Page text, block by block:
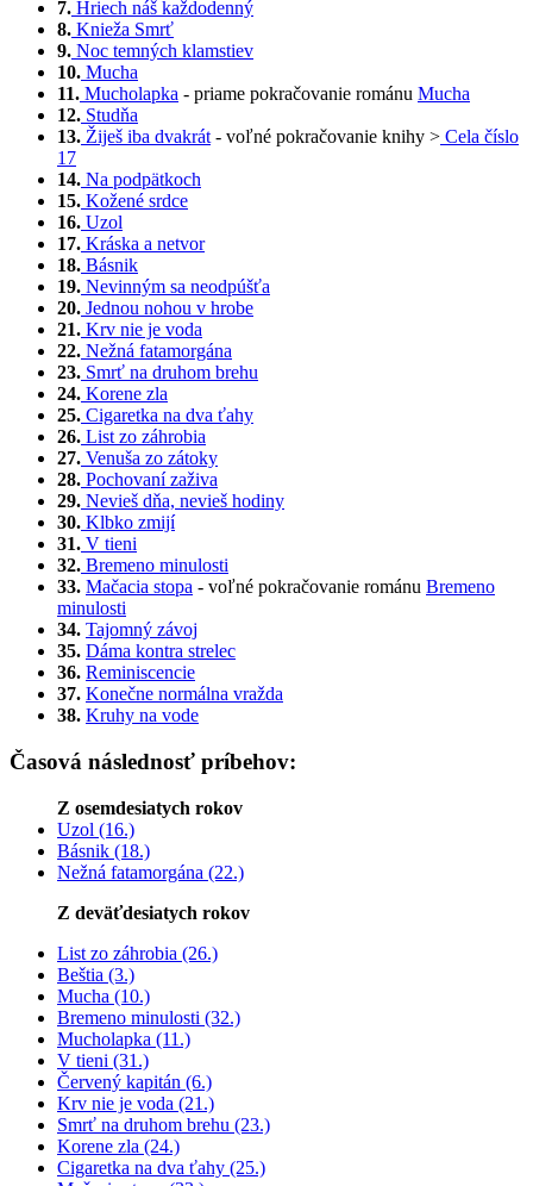
7. Hriech náš každodenný
8. Knieža Smrť
9. Noc temných klamstiev
10. Mucha
11. Mucholapka - priame pokračovanie románu Mucha
12. Studňa
13. Žiješ iba dvakrát - voľné pokračovanie knihy > Cela číslo
17
14. Na podpätkoch
15. Kožené srdce
16. Uzol
17. Kráska a netvor
18. Básnik
19. Nevinným sa neodpúšťa
20. Jednou nohou v hrobe
21. Krv nie je voda
22. Nežná fatamorgána
23. Smrť na druhom brehu
24. Korene zla
25. Cigaretka na dva ťahy
26. List zo záhrobia
27. Venuša zo zátoky
28. Pochovaní zaživa
29. Nevieš dňa, nevieš hodiny
30. Klbko zmijí
31. V tieni
32. Bremeno minulosti
33. Mačacia stopa - voľné pokračovanie románu Bremeno
minulosti
34. Tajomný závoj
35. Dáma kontra strelec
36. Reminiscencie
37. Konečne normálna vražda
38. Kruhy na vode
Časová následnosť príbehov:
Z osemdesiatych rokov
Uzol (16.)
Básnik (18.)
Nežná fatamorgána (22.)
Z deväťdesiatych rokov
List zo záhrobia (26.)
Beštia (3.)
Mucha (10.)
Bremeno minulosti (32.)
Mucholapka (11.)
V tieni (31.)
Červený kapitán (6.)
Krv nie je voda (21.)
Smrť na druhom brehu (23.)
Korene zla (24.)
Cigaretka na dva ťahy (25.)